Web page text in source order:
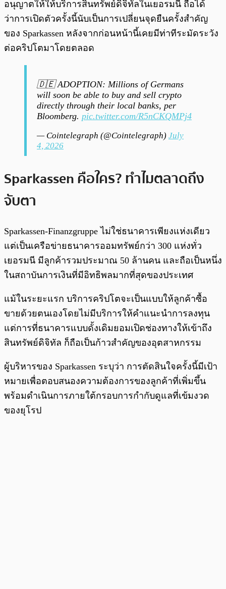
อนุญาตให้ให้บริการสินทรัพย์ดิจิทัลในเยอรมนี ถือได้
ว่าการเปิดตัวครั้งนี้นับเป็นการเปลี่ยนจุดยืนครั้งสำคัญ
ของ Sparkassen หลังจากก่อนหน้านี้เคยมีท่าทีระมัดระวัง
ต่อคริปโตมาโดยตลอด
🇩🇪 ADOPTION: Millions of Germans
will soon be able to buy and sell crypto
directly through their local banks, per
Bloomberg. pic.twitter.com/R5nCKQMPj4
— Cointelegraph (@Cointelegraph) July
4, 2026
Sparkassen คือใคร? ทำไมตลาดถึง
จับตา
Sparkassen-Finanzgruppe ไม่ใช่ธนาคารเพียงแห่งเดียว
แต่เป็นเครือข่ายธนาคารออมทรัพย์กว่า 300 แห่งทั่ว
เยอรมนี มีลูกค้ารวมประมาณ 50 ล้านคน และถือเป็นหนึ่ง
ในสถาบันการเงินที่มีอิทธิพลมากที่สุดของประเทศ
แม้ในระยะแรก บริการคริปโตจะเป็นแบบให้ลูกค้าซื้อ
ขายด้วยตนเองโดยไม่มีบริการให้คำแนะนำการลงทุน
แต่การที่ธนาคารแบบดั้งเดิมยอมเปิดช่องทางให้เข้าถึง
สินทรัพย์ดิจิทัล ก็ถือเป็นก้าวสำคัญของอุตสาหกรรม
ผู้บริหารของ Sparkassen ระบุว่า การตัดสินใจครั้งนี้มีเป้า
หมายเพื่อตอบสนองความต้องการของลูกค้าที่เพิ่มขึ้น
พร้อมดำเนินการภายใต้กรอบการกำกับดูแลที่เข้มงวด
ของยุโรป